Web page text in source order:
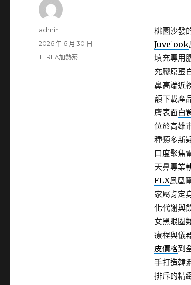
桃園沙發
Juvelook
填充專用
充膠原蛋
鼻高端近
額下載產
膚表面白
位於高雄
種類多新
口度聚焦
天鼻專業
FLX鳳凰
家屬肯定
化代謝與
女黑眼圈
療程與儀
皮價格到
手打造韓
排斥的精
作
admin
發
2026 年 6 月 30 日
分
TEREA加熱菸